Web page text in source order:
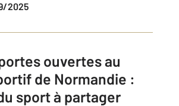
2025
ouvertes au
de Normandie :
sport à partager